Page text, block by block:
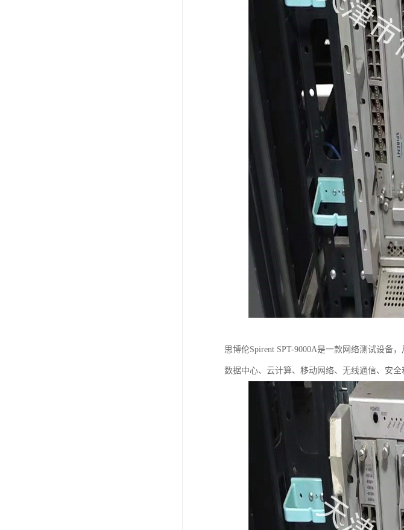
思博伦Spirent SPT-9000A是一款网络测试设备
数据中心、云计算、移动网络、无线通信、安全